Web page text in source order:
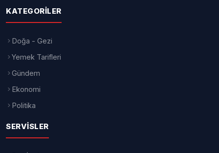
"Babalar Günü ayın kaçında?" ve "2026
Babalar Günü hangi gün?" soruları
yoğun ilgi görüyor.
üçüncü pazar günü kutlanıyor. Bu
nedenle tarih her yıl değişiklik
gösteriyor. Takvim hesaplamalarına göre